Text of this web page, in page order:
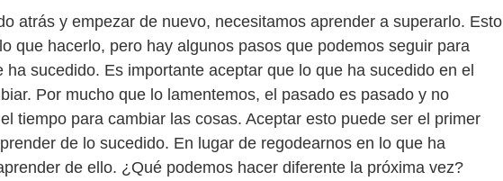
atrás y empezar de nuevo, necesitamos aprender a superarlo. Esto
que hacerlo, pero hay algunos pasos que podemos seguir para
ha sucedido. Es importante aceptar que lo que ha sucedido en el
Por mucho que lo lamentemos, el pasado es pasado y no
tiempo para cambiar las cosas. Aceptar esto puede ser el primer
de lo sucedido. En lugar de regodearnos en lo que ha
de ello. ¿Qué podemos hacer diferente la próxima vez?